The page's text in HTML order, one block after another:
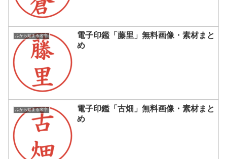
ふから始まる名字
電子印鑑「藤里」無料画像・素材まと
め
ふから始まる名字
電子印鑑「古畑」無料画像・素材まと
め